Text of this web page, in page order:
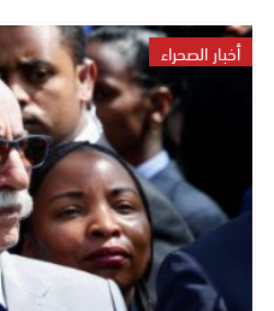
أخبار الصحراء